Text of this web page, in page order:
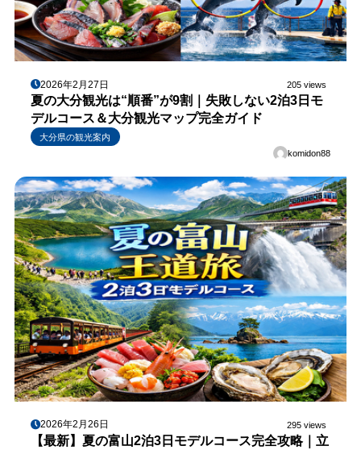
2026年2月27日 205 views
夏の大分観光は“順番”が9割｜失敗しない2泊3日モ
デルコース＆大分観光マップ完全ガイド
大分県の観光案内
komidon88
2026年2月26日 295 views
【最新】夏の富山2泊3日モデルコース完全攻略｜立